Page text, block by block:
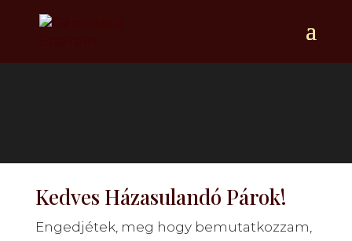
Kedves Házasulandó Párok!
Engedjétek, meg hogy bemutatkozzam,